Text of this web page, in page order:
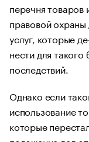
перечня
правовой охраны
услуг, которые
нести для такого
последствий.
Однако если
использование
которые